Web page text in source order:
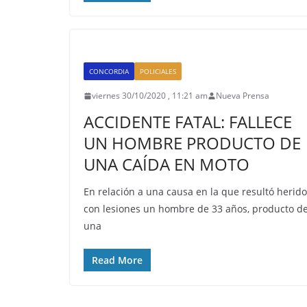
CONCORDIA POLICIALES
viernes 30/10/2020 , 11:21 am Nueva Prensa
ACCIDENTE FATAL: FALLECE
UN HOMBRE PRODUCTO DE
UNA CAÍDA EN MOTO
En relación a una causa en la que resultó herido
con lesiones un hombre de 33 años, producto
una
Read More